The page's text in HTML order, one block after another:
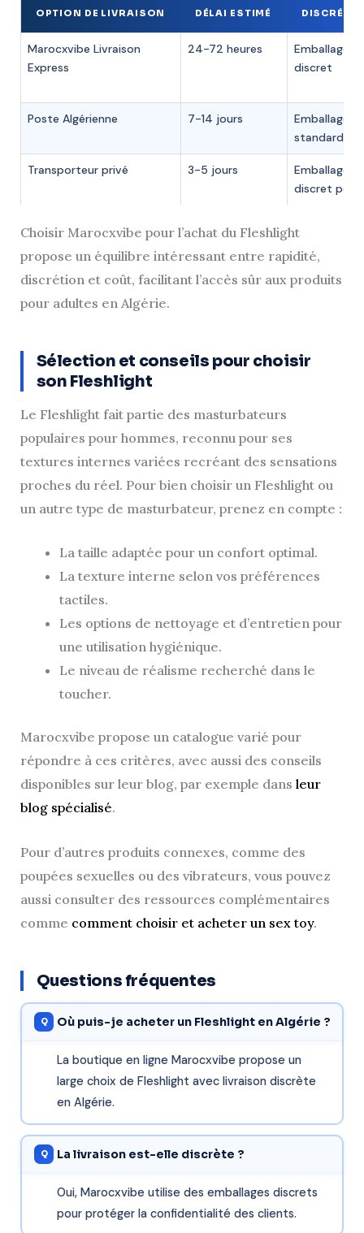
OPTION DE LIVRAISON DÉLAI ESTIMÉ
Marocxvibe Livraison
Express
24-72 heures
Emballage
discret
Poste Algérienne 7-14 jours
Emballage
standard
Transporteur privé 3-5 jours
Emballage
discret
Choisir Marocxvibe pour l’achat du Fleshlight
propose un équilibre intéressant entre rapidité,
discrétion et coût, facilitant l’accès sûr aux produits
pour adultes en Algérie.
Sélection et conseils pour choisir
son Fleshlight
Le Fleshlight fait partie des masturbateurs
populaires pour hommes, reconnu pour ses
textures internes variées recréant des sensations
proches du réel. Pour bien choisir un Fleshlight ou
un autre type de masturbateur, prenez en compte :
La taille adaptée pour un confort optimal.
La texture interne selon vos préférences
tactiles.
Les options de nettoyage et d’entretien pour
une utilisation hygiénique.
Le niveau de réalisme recherché dans le
toucher.
Marocxvibe propose un catalogue varié pour
répondre à ces critères, avec aussi des conseils
disponibles sur leur blog, par exemple dans leur
blog spécialisé.
Pour d’autres produits connexes, comme des
poupées sexuelles ou des vibrateurs, vous pouvez
aussi consulter des ressources complémentaires
comme comment choisir et acheter un sex toy.
Questions fréquentes
Où puis-je acheter un Fleshlight en Algérie ?
La boutique en ligne Marocxvibe propose un
large choix de Fleshlight avec livraison discrète
en Algérie.
La livraison est-elle discrète ?
Oui, Marocxvibe utilise des emballages discrets
pour protéger la confidentialité des clients.